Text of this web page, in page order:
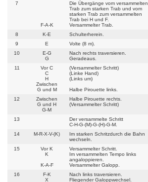
7
F-A-K
Die Übergänge vom versammelten
Trab zum starken Trab und vom
starken Trab zum versammelten
Trab bei H und F.
Versammelter Trab.
8 K-E Schulterherein.
9
E Volte (8 m).
10
E-G
G
Nach rechts traversieren.
Geradeaus.
11
Vor C
C
H
Zwischen
G und M
(Versammelter Schritt)
(Linke Hand)
(Links um)
Halbe Pirouette links.
12
Zwischen
G und H
G-M
Halbe Pirouette rechts.
(Versammelter Schritt)
13
Der versammelte Schritt
C-H-G-(M)-G-(H)-G-M.
14 M-R-X-V-(K)
Im starken Schritzdurch die Bahn
wechseln.
15
Vor K
K
K-A-F
Versammelter Schritt.
Im versammelten Tempo links
angaloppieren.
Versammelter Galopp.
16
F-K
X
Nach links traversieren.
Fliegender Galoppwechsel.